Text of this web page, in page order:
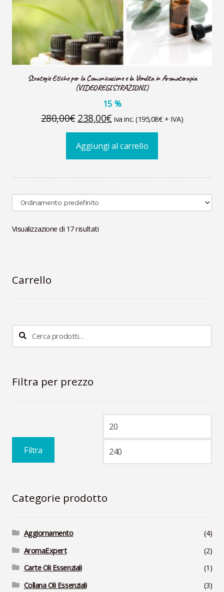
Strategie Etiche per la Comunicazione e la Vendita in Aromaterapia
(VIDEOREGISTRAZIONI)
15 %
280,00€ Il
prezzo
originale
280,00€.
238,00€Il
prezzo
attuale
238,00€.
iva inc. (195,08€+ IVA)
Aggiungi al carrello
Visualizzazione di 17 risultati
Carrello
Cerca:
Cerca
Filtra per prezzo
Prezzo
Min
Filtra
Categorie prodotto
Aggiornamento
(4)
AromaExpert
(2)
Carte Oli Essenziali
(1)
Collana Oli Essenziali
(3)